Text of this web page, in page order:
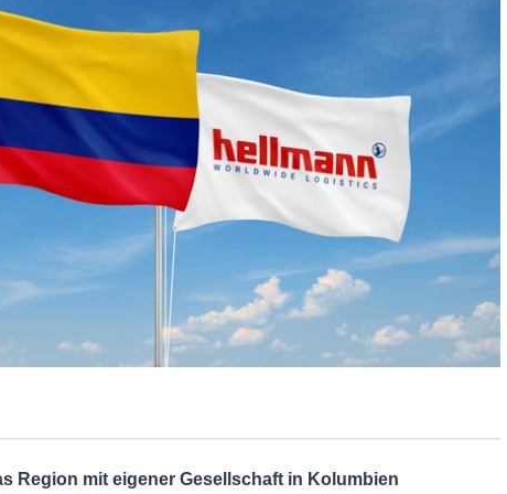
Region mit eigener Gesellschaft in Kolumbien